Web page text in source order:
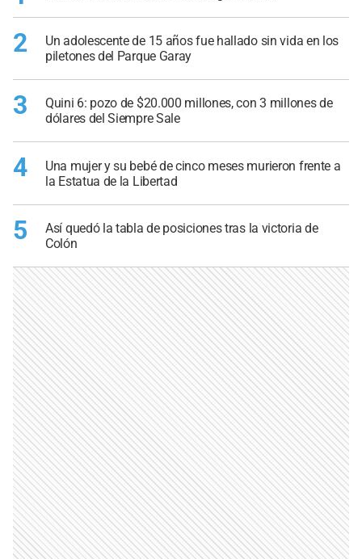
2
Un adolescente de 15 años fue hallado sin vida en los
piletones del Parque Garay
3
Quini 6: pozo de $20.000 millones, con 3 millones de
dólares del Siempre Sale
4
Una mujer y su bebé de cinco meses murieron frente a
la Estatua de la Libertad
5
Así quedó la tabla de posiciones tras la victoria de
Colón